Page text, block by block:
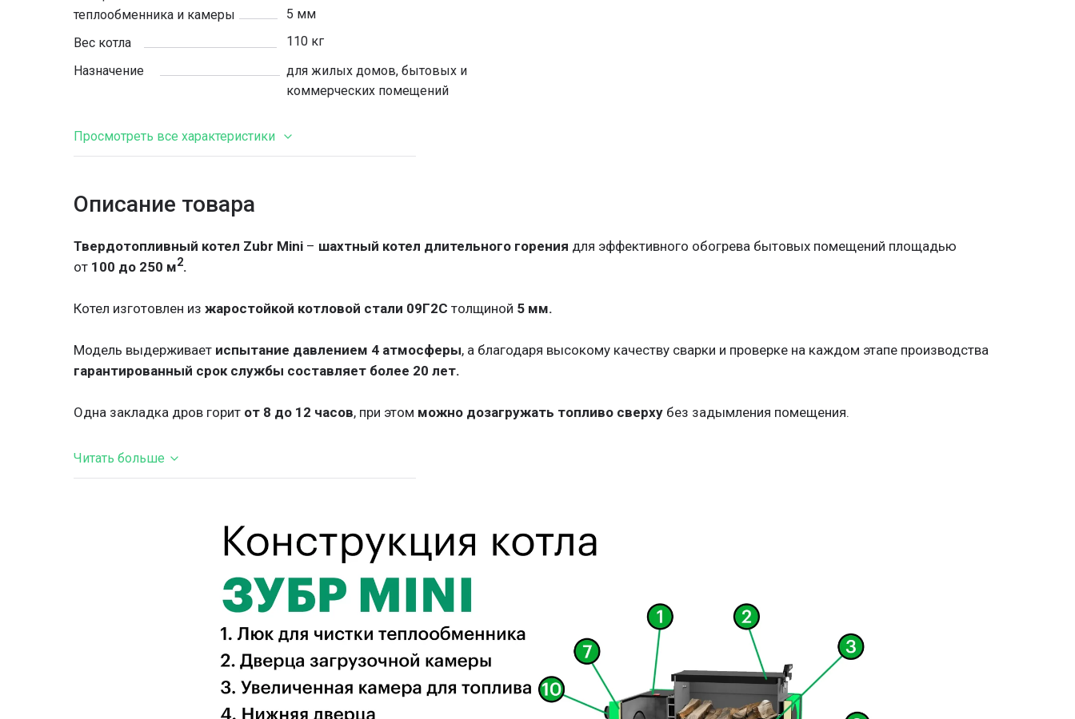
Вес котла 110 кг
теплообменника и камеры
5 мм
Назначение
для жилых домов, бытовых и
коммерческих помещений
Просмотреть все характеристики
Тип котла
загрузкой, можно добавить бункер сверху
Колосники
Твердотопливный котел Zubr Mini – шахтный котел длительного горения для эффективного обогрева бытовых помещений площадью
от 100 до 250 м2.
Котел изготовлен из жаростойкой котловой стали 09Г2С толщиной 5 мм.
Модель выдерживает испытание давлением 4 атмосферы, а благодаря высокому качеству сварки и проверке на каждом этапе производства
гарантированный срок службы составляет более 20 лет.
Одна закладка дров горит от 8 до 12 часов, при этом можно дозагружать топливо сверху без задымления помещения.
Описание товара
Читать больше
Шахтная конструкцияс верхней загрузкой и нижним горением – обеспечивает полное сгорание топлива и длительную подачу тепла.
– загрузка сверху, удобная даже для сырых дров.
по всему периметру для максимальной теплопередачи.
Теплообменник пластинчатого типа
– контакт с водяной рубашкой и эффективно передает тепло.
Камера теплообменникарасположена сзади – чистка через специальную дверцу на винтах.
Форсунка вторичного дожигания газов – повышает КПД за счет дожигания пиролизных газов.
(3 мм) сминеральной ватой(30 мм) – снижает теплопотери и повышает продолжительность сохранения тепла.
– съемные, долговечные.
Уплотнительные шнурына всех дверях – огнеупорные, обеспечивают герметичность.